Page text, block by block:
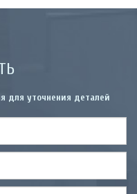
для уточнения деталей